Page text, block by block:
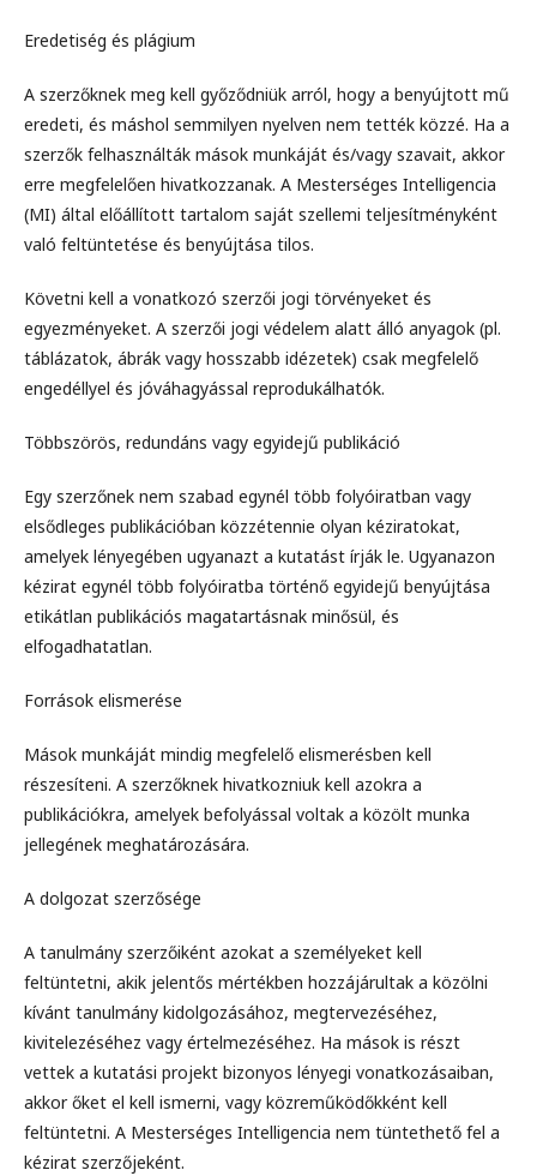
Eredetiség és plágium
A szerzőknek meg kell győződniük arról, hogy a benyújtott mű
eredeti, és máshol semmilyen nyelven nem tették közzé. Ha a
szerzők felhasználták mások munkáját és/vagy szavait, akkor
erre megfelelően hivatkozzanak. A Mesterséges Intelligencia
(MI) által előállított tartalom saját szellemi teljesítményként
való feltüntetése és benyújtása tilos.
Követni kell a vonatkozó szerzői jogi törvényeket és
egyezményeket. A szerzői jogi védelem alatt álló anyagok (pl.
táblázatok, ábrák vagy hosszabb idézetek) csak megfelelő
engedéllyel és jóváhagyással reprodukálhatók.
Többszörös, redundáns vagy egyidejű publikáció
Egy szerzőnek nem szabad egynél több folyóiratban vagy
elsődleges publikációban közzétennie olyan kéziratokat,
amelyek lényegében ugyanazt a kutatást írják le. Ugyanazon
kézirat egynél több folyóiratba történő egyidejű benyújtása
etikátlan publikációs magatartásnak minősül, és
elfogadhatatlan.
Források elismerése
Mások munkáját mindig megfelelő elismerésben kell
részesíteni. A szerzőknek hivatkozniuk kell azokra a
publikációkra, amelyek befolyással voltak a közölt munka
jellegének meghatározására.
A dolgozat szerzősége
A tanulmány szerzőiként azokat a személyeket kell
feltüntetni, akik jelentős mértékben hozzájárultak a közölni
kívánt tanulmány kidolgozásához, megtervezéséhez,
kivitelezéséhez vagy értelmezéséhez. Ha mások is részt
vettek a kutatási projekt bizonyos lényegi vonatkozásaiban,
akkor őket el kell ismerni, vagy közreműködőkként kell
feltüntetni. A Mesterséges Intelligencia nem tüntethető fel a
kézirat szerzőjeként.